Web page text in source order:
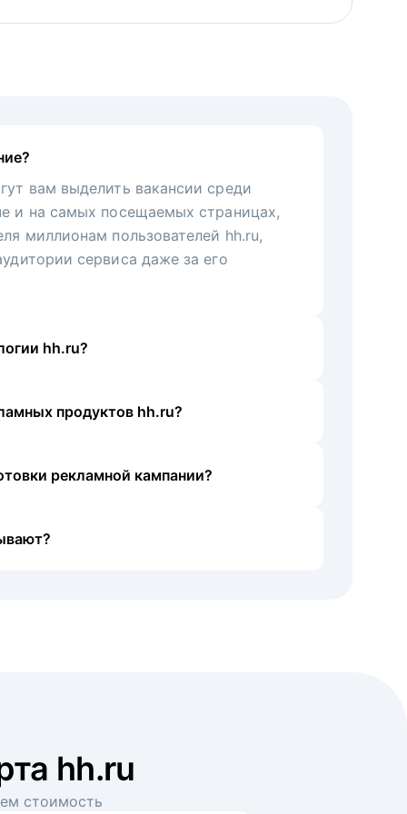
вам выделить вакансии среди
и на самых посещаемых страницах,
миллионам пользователей hh.ru,
сервиса даже за его
hh.ru?
продуктов hh.ru?
рекламной кампании?
hh.ru
стоимость